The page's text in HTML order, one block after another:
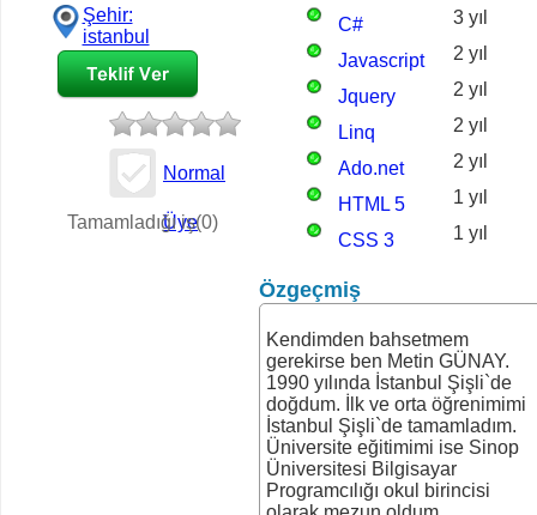
Şehir:
istanbul
Normal
Üye
Tamamladığı iş(0)
C# 3 yıl
Javascript 2 yıl
Jquery 2 yıl
Linq 2 yıl
Ado.net 2 yıl
HTML 5 1 yıl
CSS 3 1 yıl
Özgeçmiş
Kendimden bahsetmem
gerekirse ben Metin GÜNAY.
1990 yılında İstanbul Şişli`de
doğdum. İlk ve orta öğrenimimi
İstanbul Şişli`de tamamladım.
Üniversite eğitimimi ise Sinop
Üniversitesi Bilgisayar
Programcılığı okul birincisi